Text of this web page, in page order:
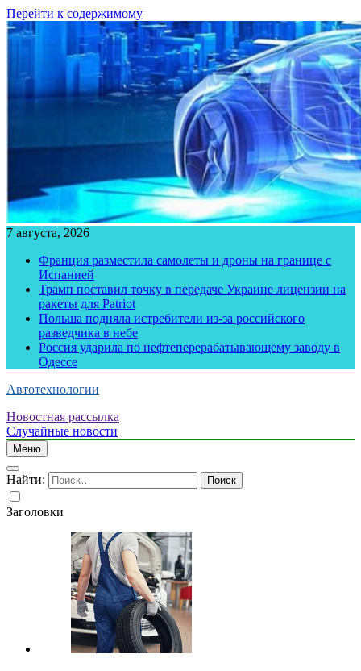
Перейти к содержимому
7 августа, 2026
Франция разместила самолеты и дроны на границе с
Испанией
Трамп поставил точку в передаче Украине лицензии на
ракеты для Patriot
Польша подняла истребители из-за российского
разведчика в небе
Россия ударила по нефтеперерабатывающему заводу в
Одессе
Автотехнологии
Новостная рассылка
Случайные новости
Меню
Найти:
Заголовки